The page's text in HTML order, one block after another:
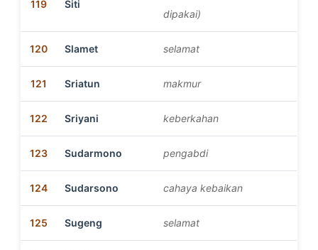
119
Siti
dipakai)
120 Slamet selamat
121 Sriatun makmur
122 Sriyani keberkahan
123 Sudarmono pengabdi
124 Sudarsono cahaya kebaikan
125 Sugeng selamat